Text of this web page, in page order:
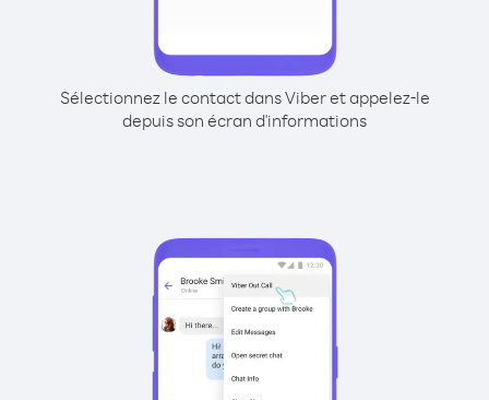
Sélectionnez le contact dans Viber et appelez-le
depuis son écran d'informations